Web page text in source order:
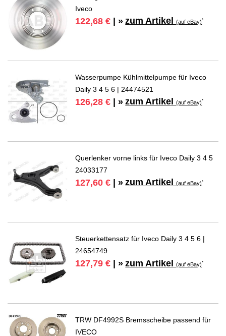
Iveco
122,68 € | » zum Artikel(auf eBay)*
Wasserpumpe Kühlmittelpumpe für Iveco
Daily 3 4 5 6 | 24474521
126,28 € | » zum Artikel(auf eBay)*
Querlenker vorne links für Iveco Daily 3 4 5
24033177
127,60 € | » zum Artikel(auf eBay)*
Steuerkettensatz für Iveco Daily 3 4 5 6 |
24654749
127,79 € | » zum Artikel(auf eBay)*
TRW DF4992S Bremsscheibe passend für
IVECO